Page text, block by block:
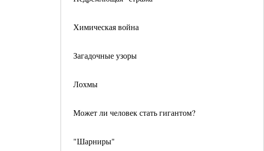
Химическая война
Загадочные узоры
Лохмы
Может ли человек стать гигантом?
"Шарниры"